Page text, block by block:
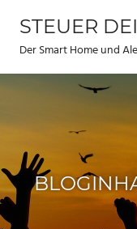
Inhalt
springen
STEUER
Der Smart Home und